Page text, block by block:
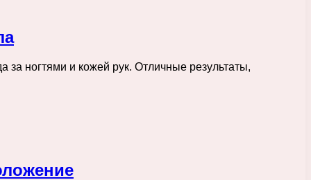
ногтями и кожей рук. Отличные результаты,